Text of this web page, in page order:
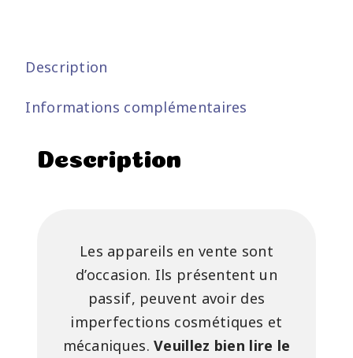
Description
Informations complémentaires
Description
Les appareils en vente sont
d’occasion. Ils présentent un
passif, peuvent avoir des
imperfections cosmétiques et
mécaniques.Veuillez bien lire le